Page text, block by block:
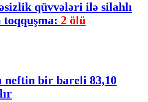
qüvvələri ilə silahlı
toqquşma: 2 ölü
neftin bir bareli 83,10